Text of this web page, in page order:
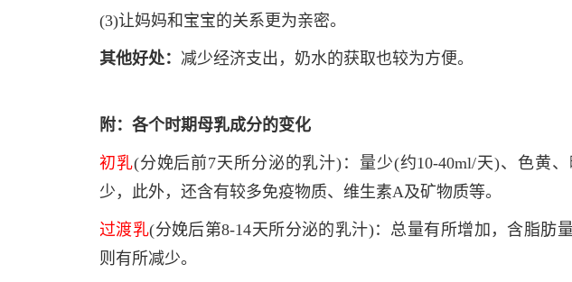
(3)让妈妈和宝宝的关系更为亲密。
其他好处： 减少经济支出，奶水的获取也较为方便。
附：各个时期母乳成分的变化
初乳(分娩后前7天所分泌的乳汁)：量少(约10-40ml/天)、色黄
少，此外，还含有较多免疫物质、维生素A及矿物质等。
过渡乳(分娩后第8-14天所分泌的乳汁)：总量有所增加，含脂肪
则有所减少。